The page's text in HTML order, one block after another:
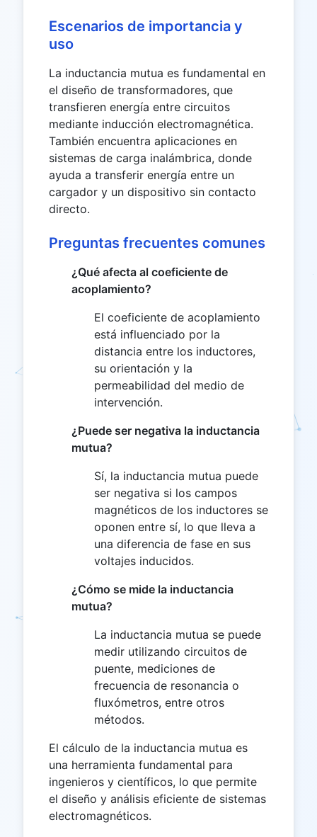
Escenarios de importancia y
uso
La inductancia mutua es fundamental en
el diseño de transformadores, que
transfieren energía entre circuitos
mediante inducción electromagnética.
También encuentra aplicaciones en
sistemas de carga inalámbrica, donde
ayuda a transferir energía entre un
cargador y un dispositivo sin contacto
directo.
Preguntas frecuentes comunes
¿Qué afecta al coeficiente de
acoplamiento?
El coeficiente de acoplamiento
está influenciado por la
distancia entre los inductores,
su orientación y la
permeabilidad del medio de
intervención.
¿Puede ser negativa la inductancia
mutua?
Sí, la inductancia mutua puede
ser negativa si los campos
magnéticos de los inductores se
oponen entre sí, lo que lleva a
una diferencia de fase en sus
voltajes inducidos.
¿Cómo se mide la inductancia
mutua?
La inductancia mutua se puede
medir utilizando circuitos de
puente, mediciones de
frecuencia de resonancia o
fluxómetros, entre otros
métodos.
El cálculo de la inductancia mutua es
una herramienta fundamental para
ingenieros y científicos, lo que permite
el diseño y análisis eficiente de sistemas
electromagnéticos.